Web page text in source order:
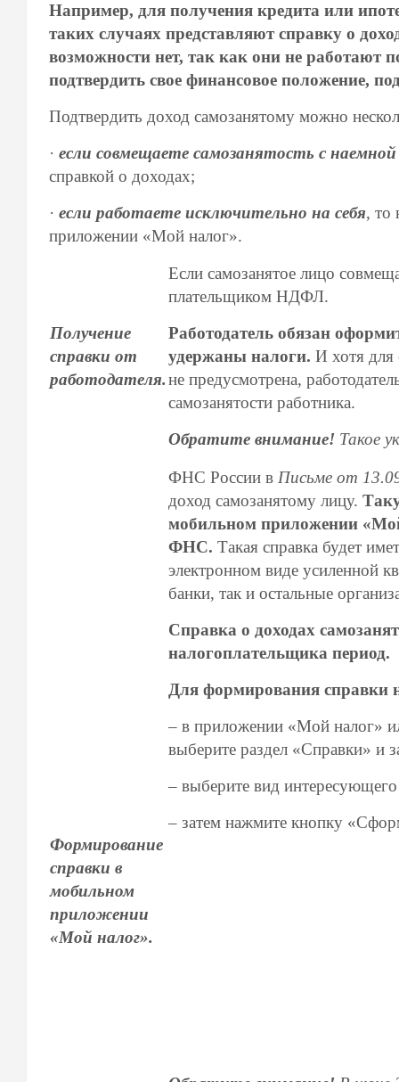
Например, для получения кредита или
таких случаях представляют справку о
возможности нет, так как они не работают
подтвердить свое финансовое положение,
Подтвердить доход самозанятому можно
· если совмещаете самозанятость с
справкой о доходах;
· если работаете исключительно на себя, то
приложении «Мой налог».
Получение
справки от
работодателя.
Если самозанятое лицо
плательщиком НДФЛ.
Работодатель обязан
удержаны налоги. И хотя для
не предусмотрена,
самозанятости работника.
Обратите внимание! Такое
Формирование
справки в
мобильном
приложении
«Мой налог».
ФНС России в Письме от
доход самозанятому лицу.
мобильном приложении
ФНС. Такая справка будет
электронном виде усиленной
банки, так и остальные
Справка о доходах
налогоплательщика период.
Для формирования справки
– в приложении «Мой налог»
выберите раздел «Справки» и
– выберите вид
– затем нажмите кнопку